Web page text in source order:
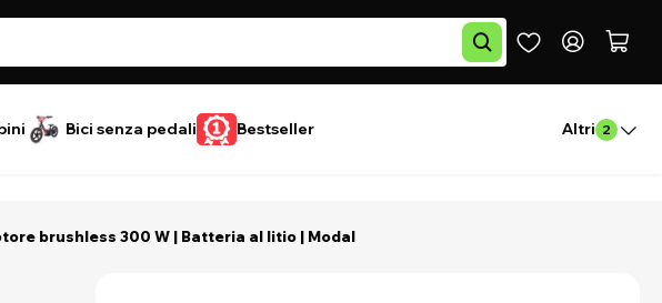
Bici senza pedali Bestseller Altri 2
brushless 300 W | Batteria al litio | Modal